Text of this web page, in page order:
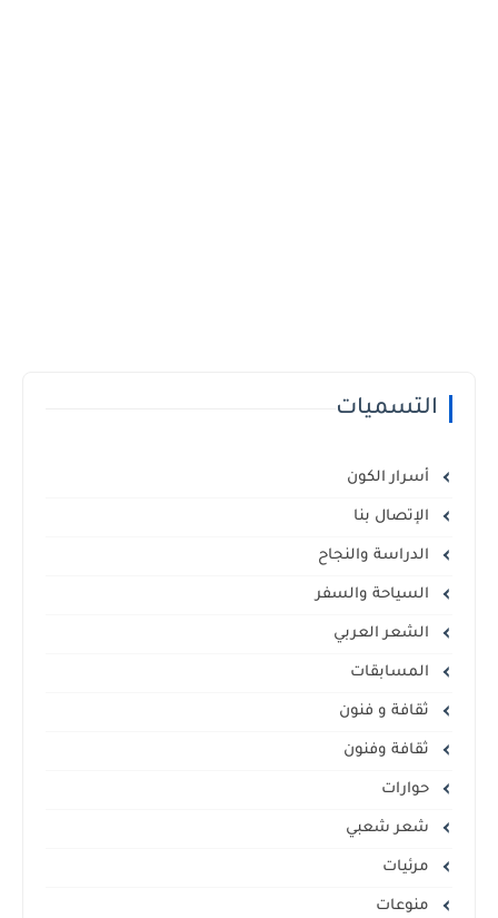
التسميات
أسرار الكون
الإتصال بنا
الدراسة والنجاح
السياحة والسفر
الشعر العربي
المسابقات
ثقافة و فنون
ثقافة وفنون
حوارات
شعر شعبي
مرئيات
منوعات